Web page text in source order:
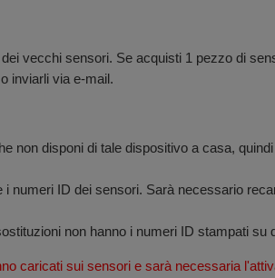
vecchi sensori. Se acquisti 1 pezzo di
inviarli via e-mail.
non disponi di tale dispositivo a casa,
numeri ID dei sensori. Sarà necessario
non hanno i numeri ID stampati su
caricati sui sensori e sarà necessaria